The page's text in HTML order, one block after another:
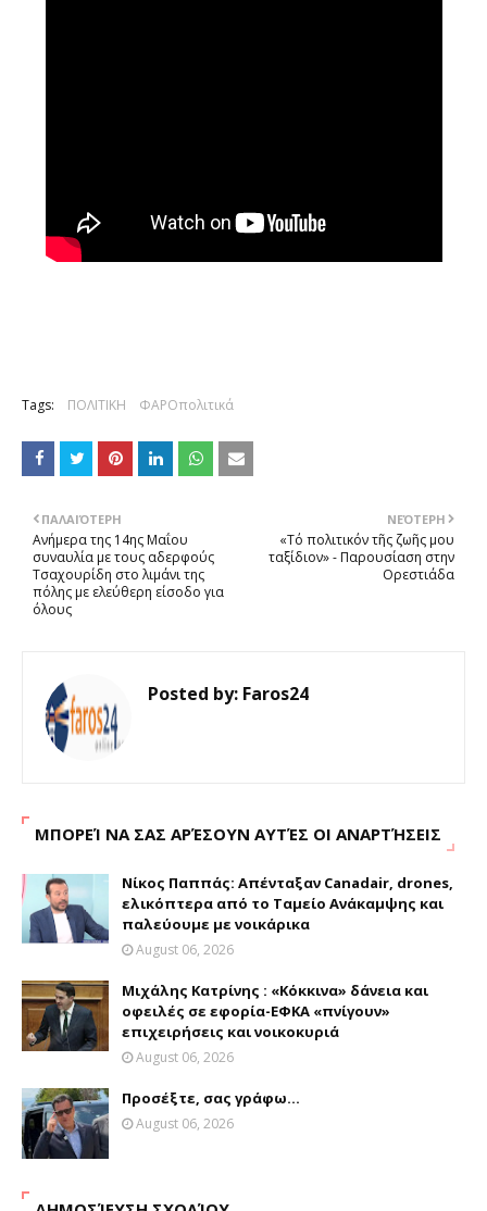
Tags: ΠΟΛΙΤΙΚΗ ΦΑΡΟπολιτικά
ΝΕΌΤΕΡΗ
«Τό πολιτικόν τῆς ζωῆς μου
ταξίδιον» - Παρουσίαση στην
Ορεστιάδα
ΠΑΛΑΙΌΤΕΡΗ
Ανήμερα της 14ης Μαΐου
συναυλία με τους αδερφούς
Τσαχουρίδη στο λιμάνι της
πόλης με ελεύθερη είσοδο για
όλους
Posted by: Faros24
ΜΠΟΡΕΊ ΝΑ ΣΑΣ ΑΡΈΣΟΥΝ ΑΥΤΈΣ ΟΙ ΑΝΑΡΤΉΣΕΙΣ
Νίκος Παππάς: Απένταξαν Canadair, drones,
ελικόπτερα από το Ταμείο Ανάκαμψης και
παλεύουμε με νοικάρικα
August 06, 2026
Μιχάλης Κατρίνης : «Κόκκινα» δάνεια και
οφειλές σε εφορία-ΕΦΚΑ «πνίγουν»
επιχειρήσεις και νοικοκυριά
August 06, 2026
Προσέξτε, σας γράφω...
August 06, 2026